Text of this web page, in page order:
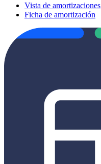
Vista de amortizaciones
Ficha de amortización